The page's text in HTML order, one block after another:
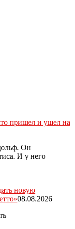
пришел и ушел на
Он
И у него
новую
08.08.2026